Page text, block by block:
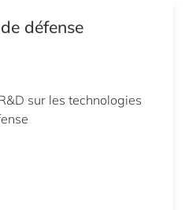
défense
sur les technologies